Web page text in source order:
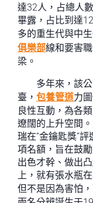
達32人，占總人
畢露，占比到達
多的重生代與中
俱樂部線和要害
梁。
多年來，該
臺， 包養管道力
良性互動，為各
遼闊的上升空間
瑞在“金鑰匙獎”
項名額，旨在鼓
出色才幹、做出
上，就有張水瓶
但不是因為害怕